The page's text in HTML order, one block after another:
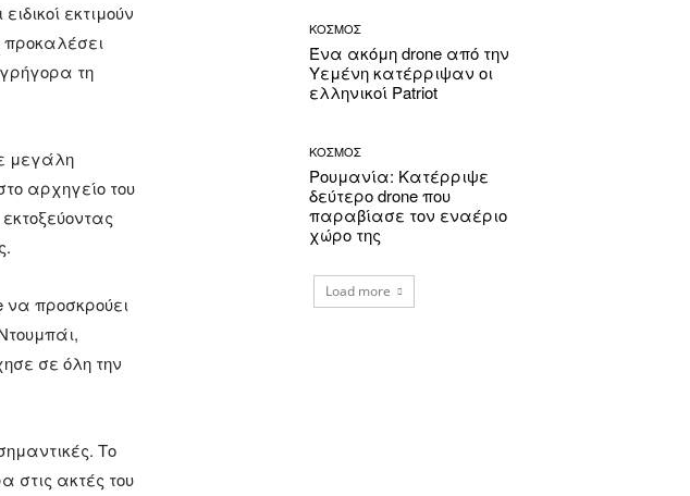
εκτιμούν
προκαλέσει
τη
μεγάλη
αρχηγείο του
προσκρούει
σε όλη την
Το
στις ακτές του
ΚΟΣΜΟΣ
Ένα ακόμη drone από την
Υεμένη κατέρριψαν οι
ελληνικοί Patriot
ΚΟΣΜΟΣ
Ρουμανία: Κατέρριψε
δεύτερο drone που
παραβίασε τον εναέριο
χώρο της
Load more